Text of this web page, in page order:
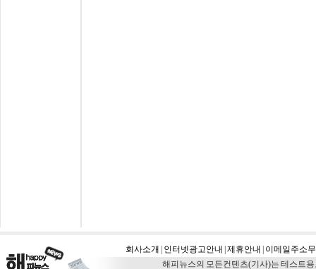
회사소개 인터넷광고안내 제휴안내
이메일주소
해피뉴스의 모든컨텐츠(기사)는 테스트